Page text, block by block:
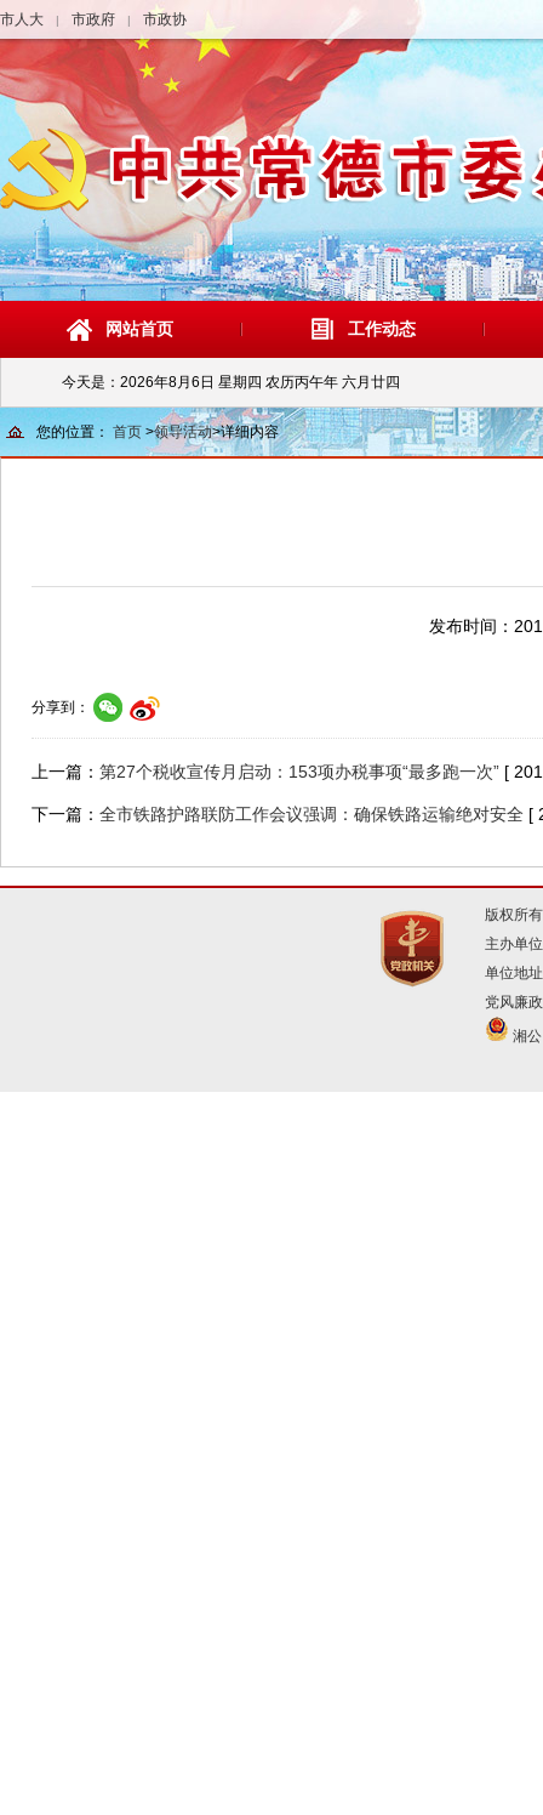
市人大 | 市政府 | 市政协
网站首页 工作动态
今天是： 2026年8月6日 星期四 农历丙午年 六月廿四
您的位置： 首页 >领导活动>详细内容
发布时间：
分享到：
上一篇： 第27个税收宣传月启动：153项办税事项“最多跑一次” [
下一篇： 全市铁路护路联防工作会议强调：确保铁路运输绝对安全 [
版权所
主办单
单位地
党风廉
湘